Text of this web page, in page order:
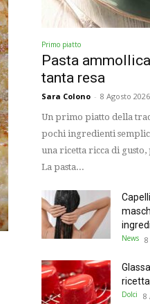
Primo piatto
Pasta
tanta resa
Sara Colono - 8 Agosto 2026
Un primo piatto della
pochi ingredienti
una ricetta ricca di
La pasta...
News
Dolci 8